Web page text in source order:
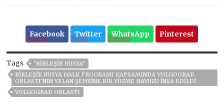
Facebook Twitter WhatsApp Pinterest
Tags
"BIRLEŞIK RUSYA"
BIRLEŞIK RUSYA HALK PROGRAMI KAPSAMINDA VOLGOGRAD
OBLASTI'NIN YELAN ŞEHRINE BIR YÜZME HAVUZU INŞA EDILDI
VOLGOGRAD OBLASTI